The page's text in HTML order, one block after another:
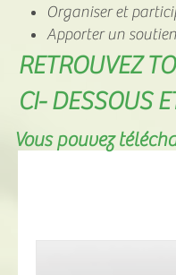
Organiser et
Apporter un
RETROUVEZ
CI- DESSOUS
Vous pouvez